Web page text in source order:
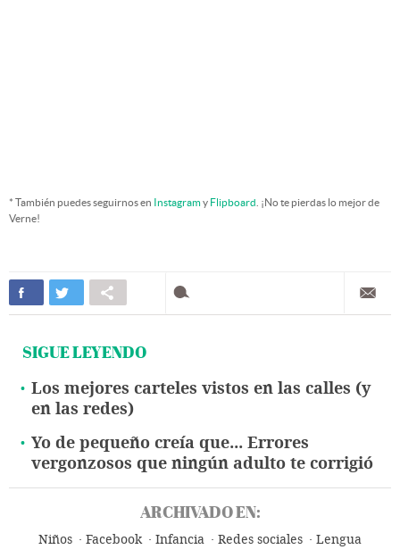
* También puedes seguirnos en Instagramy Flipboard . ¡No te pierdas lo mejor de
Verne!
SIGUE LEYENDO
Los mejores carteles vistos en las calles (y
en las redes)
Yo de pequeño creía que... Errores
vergonzosos que ningún adulto te corrigió
ARCHIVADO EN:
Niños Facebook Infancia Redes sociales Lengua